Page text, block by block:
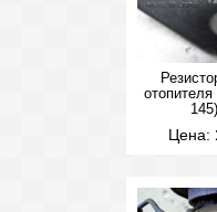
Цена: